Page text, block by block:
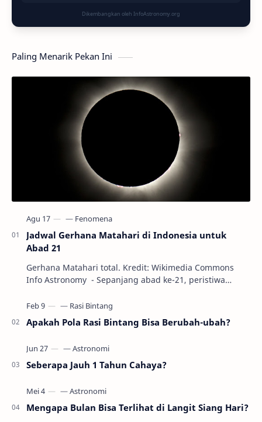
Dikembangkan oleh InfoAstronomy.org
Paling Menarik Pekan Ini
Jadwal Gerhana Matahari di Indonesia untuk
Abad 21
Gerhana Matahari total. Kredit: Wikimedia Commons
Info Astronomy - Sepanjang abad ke-21, peristiwa
Apakah Pola Rasi Bintang Bisa Berubah-ubah?
Seberapa Jauh 1 Tahun Cahaya?
Mengapa Bulan Bisa Terlihat di Langit Siang Hari?